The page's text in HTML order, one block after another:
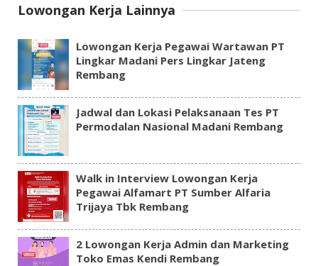
Lowongan Kerja Lainnya
Lowongan Kerja Pegawai Wartawan PT
Lingkar Madani Pers Lingkar Jateng
Rembang
Jadwal dan Lokasi Pelaksanaan Tes PT
Permodalan Nasional Madani Rembang
Walk in Interview Lowongan Kerja
Pegawai Alfamart PT Sumber Alfaria
Trijaya Tbk Rembang
2 Lowongan Kerja Admin dan Marketing
Toko Emas Kendi Rembang